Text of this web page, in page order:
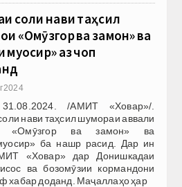
соли нави таҳсил
«Омӯзгор ва замон» ва
муосир» аз чоп
2024
/АМИТ «Ховар»/.
нави таҳсил шумораи аввали
«Омӯзгор ва замон» ва
ба нашр расид. Дар ин
«Ховар» дар Донишкадаи
ва бозомӯзии кормандони
хабар доданд. Маҷаллаҳо ҳар